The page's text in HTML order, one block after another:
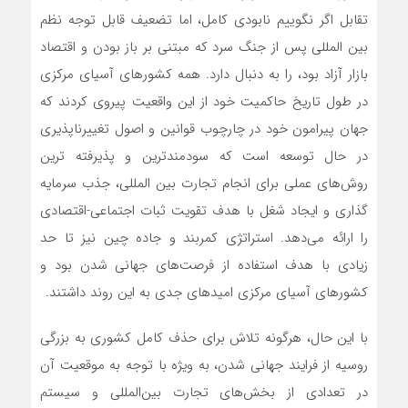
تقابل اگر نگوییم نابودی کامل، اما تضعیف قابل توجه نظم
بین المللی پس از جنگ سرد که مبتنی بر باز بودن و اقتصاد
بازار آزاد بود، را به دنبال دارد. همه کشورهای آسیای مرکزی
در طول تاریخ حاکمیت خود از این واقعیت پیروی کردند که
جهان پیرامون خود در چارچوب قوانین و اصول تغییرناپذیری
در حال توسعه است که سودمندترین و پذیرفته ترین
روش‌های عملی برای انجام تجارت بین المللی، جذب سرمایه
گذاری و ایجاد شغل با هدف تقویت ثبات اجتماعی-اقتصادی
را ارائه می‌دهد. استراتژی کمربند و جاده چین نیز تا حد
زیادی با هدف استفاده از فرصت‌های جهانی شدن بود و
کشورهای آسیای مرکزی امیدهای جدی به این روند داشتند.
با این حال، هرگونه تلاش برای حذف کامل کشوری به بزرگی
روسیه از فرایند جهانی شدن، به ویژه با توجه به موقعیت آن
در تعدادی از بخش‌های تجارت بین‌المللی و سیستم